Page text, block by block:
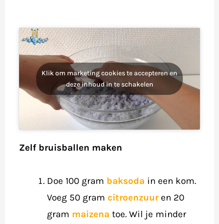
Klik om marketing cookies te accepteren en
deze inhoud in te schakelen
Zelf bruisballen maken
Doe 100 gram baksoda in een kom.
Voeg 50 gram citroenzuuren 20
gram maizena toe. Wil je minder